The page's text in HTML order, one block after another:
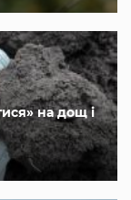
на дощ і